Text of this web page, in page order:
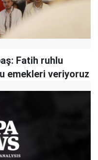
Fatih ruhlu
emekleri veriyoruz